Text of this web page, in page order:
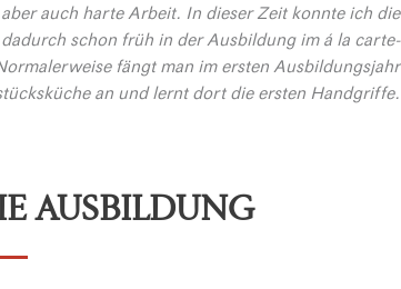
auch harte Arbeit. In dieser Zeit konnte ich die
schon früh in der Ausbildung im á la carte-
fängt man im ersten Ausbildungsjahr
an und lernt dort die ersten Handgriffe.
AUSBILDUNG